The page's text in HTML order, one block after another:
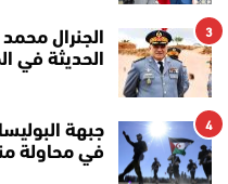
3
الجنرال
الحديثة في
4
جبهة
في محاولة